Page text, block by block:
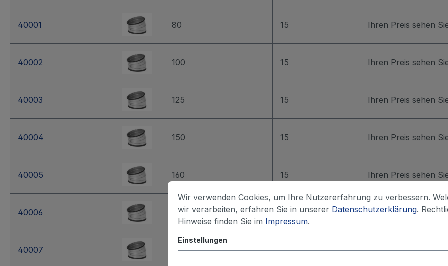
40001 80 15 Ihren Preis sehen
40002 100 15 Ihren Preis sehen
40003 125 15 Ihren Preis sehen
40004 150 15 Ihren Preis sehen
40005 160 15 Ihren Preis sehen
40006 180 15 Ihren Preis sehen
40007 200 15 Ihren Preis sehen
Wir verwenden Cookies, um Ihre Nutzererfahrung zu verbessern.
wir verarbeiten, erfahren Sie in unserer Datenschutzerklärung.
Hinweise finden Sie im Impressum.
Einstellungen